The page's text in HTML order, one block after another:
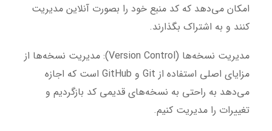
امکان می‌دهد که کد منبع خود را بصورت آنلاین مدیریت
کنند و به اشتراک بگذارند.
مدیریت نسخه‌ها (Version Control):
مدیریت نسخه‌ها از
مزایای اصلی استفاده از Git و GitHub است که اجازه
می‌دهد به راحتی به نسخه‌های قدیمی کد بازگردیم و
تغییرات را مدیریت کنیم.